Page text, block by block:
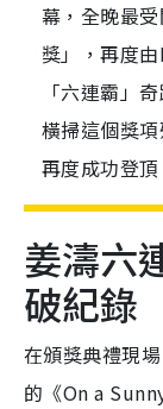
幕，全晚最
獎」，再度
「六連霸」
橫掃這個獎
再度成功登頂
姜濤六
破紀錄
在頒獎典禮現
的《On a